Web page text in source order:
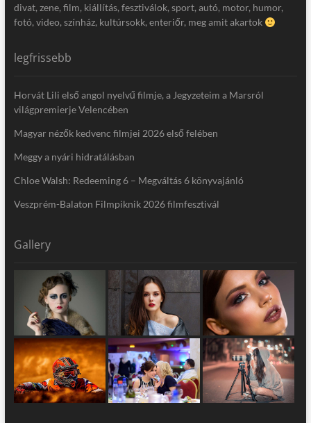
divat, zene, film, kiállítás, fesztiválok, sport, autó, motor, humor,
fotó, video, színház, kultúrsokk, enteriőr, meg amit akartok
legfrissebb
Horvát Lili első angol nyelvű filmje, a Jegyzeteim a Marsról
világpremierje Velencében
Magyar nézők kedvenc filmjei 2026 első felében
Meggy a nyári hidratálásban
Chloe Walsh: Redeeming 6 – Megváltás 6 könyvajánló
Veszprém-Balaton Filmpiknik 2026 filmfesztivál
Gallery